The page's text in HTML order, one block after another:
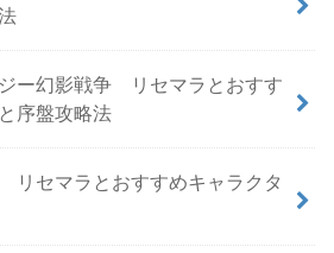
ー幻影戦争 リセマラとおすす
序盤攻略法
リセマラとおすすめキャラクタ